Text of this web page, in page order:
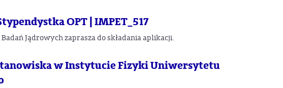
OPT | IMPET_517
Jądrowych zaprasza do składania aplikacji.
w Instytucie Fizyki Uniwersytetu